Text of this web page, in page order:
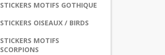
STICKERS MOTIFS GOTHIQUE
STICKERS OISEAUX / BIRDS
STICKERS MOTIFS
SCORPIONS